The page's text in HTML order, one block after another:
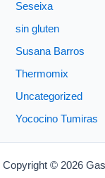
Seseixa
sin gluten
Susana Barros
Thermomix
Uncategorized
Yococino Tumiras
Copyright © 2026